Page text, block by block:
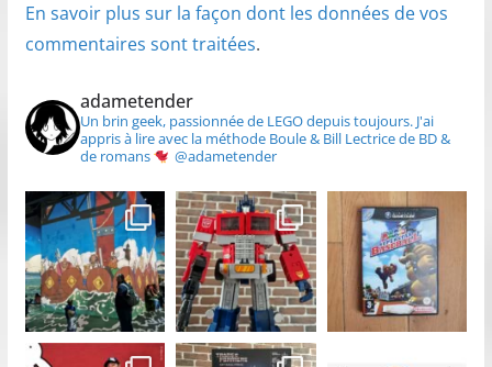
En savoir plus sur la façon dont les données de vos
commentaires sont traitées.
adametender
Un brin geek, passionnée de LEGO depuis toujours.J'ai
appris à lire avec la méthode Boule & Bill Lectrice de BD &
de romans
@adametender